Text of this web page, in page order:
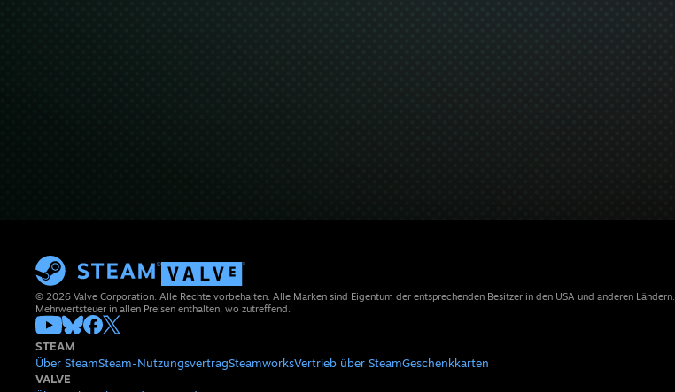
© 2026 Valve Corporation. Alle Rechte vorbehalten. Alle Marken sind Eigentum der entsprechenden Besitzer in den USA und anderen Ländern.
Mehrwertsteuer in allen Preisen enthalten, wo zutreffend.
STEAM
Über SteamSteam-NutzungsvertragSteamworksVertrieb über SteamGeschenkkarten
VALVE